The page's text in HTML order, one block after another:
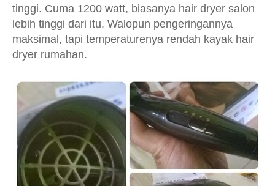
tinggi. Cuma 1200 watt, biasanya hair dryer salon
lebih tinggi dari itu. Walopun pengeringannya
maksimal, tapi temperaturenya rendah kayak hair
dryer rumahan.